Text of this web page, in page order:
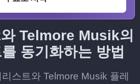
Telmore Musik의
동기화하는 방법
스트와 Telmore Musik 플레